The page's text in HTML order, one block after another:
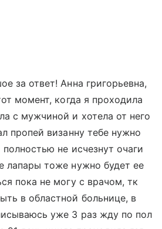
за ответ! Анна григорьевна,
момент, когда я проходила
с мужчиной и хотела от него
пропей визанну тебе нужно
не исчезнут очаги
лапары тоже нужно будет ее
пока не могу с врачом, тк
в областной больнице, в
уже 3 раз жду по пол